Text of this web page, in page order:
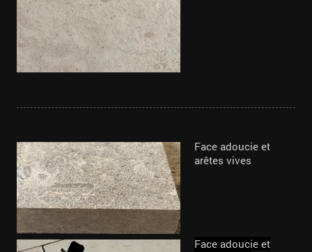
Face adoucie et
arêtes vives
Face adoucie et